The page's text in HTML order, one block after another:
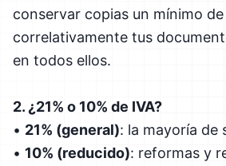
conservar copias un mínimo
correlativamente tus
en todos ellos.
2. ¿21% o 10% de IVA?
• 21% (general): la mayoría de
• 10% (reducido): reformas y